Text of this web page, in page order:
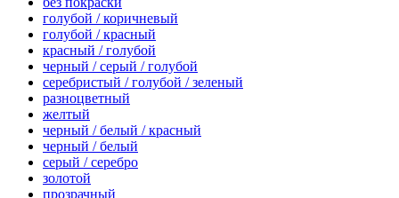
голубой / коричневый
голубой / красный
красный / голубой
черный / серый / голубой
серебристый / голубой / зеленый
разноцветный
желтый
черный / белый / красный
черный / белый
серый / серебро
золотой
прозрачный